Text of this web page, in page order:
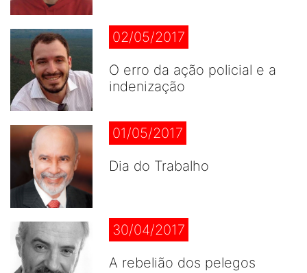
02/05/2017
O erro da ação policial e a
indenização
01/05/2017
Dia do Trabalho
30/04/2017
A rebelião dos pelegos